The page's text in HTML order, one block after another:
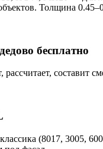
Толщина
бесплатно
составит
(8017, 3005,